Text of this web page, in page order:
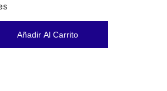
Añadir Al Carrito